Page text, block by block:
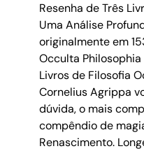
Resenha de Três
Uma Análise
originalmente em
Occulta Philosophia
Livros de Filosofia
Cornelius Agrippa
dúvida, o mais
compêndio de
Renascimento.